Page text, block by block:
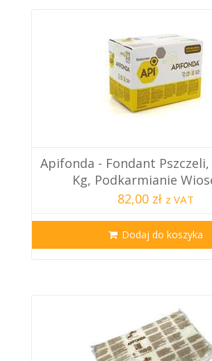
Apifonda - Fondant
Kg, Podkarmianie
82,00 zł z VAT
Dodaj do koszyka